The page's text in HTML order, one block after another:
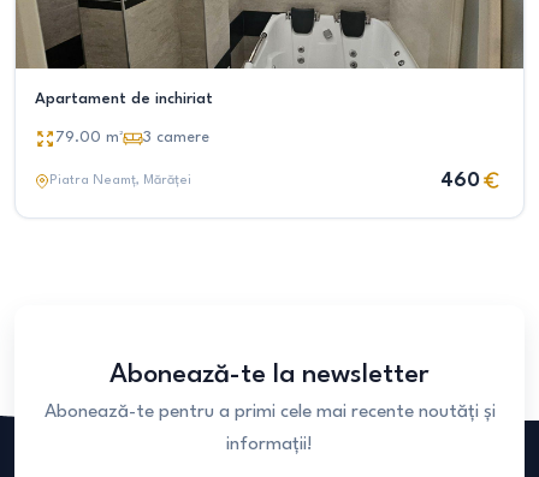
Apartament de inchiriat
79.00 m² 3 camere
Piatra Neamț, Mărăței 460
Abonează-te la newsletter
Abonează-te pentru a primi cele mai recente noutăți și
informații!